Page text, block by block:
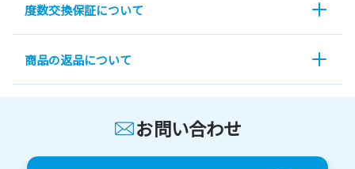
度数交換保証について
商品の返品について
お問い合わせ